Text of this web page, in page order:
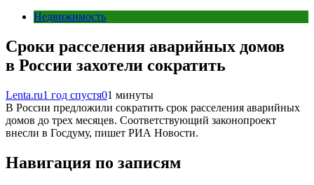
Недвижимость
Сроки расселения аварийных домов
в России захотели сократить
Lenta.ru1 год спустя01 минуты
В России предложили сократить срок расселения аварийных
домов до трех месяцев. Соответствующий законопроект
внесли в Госдуму, пишет РИА Новости.
Навигация по записям